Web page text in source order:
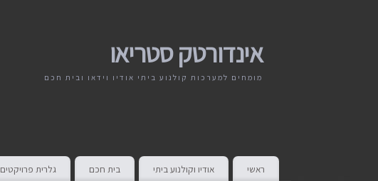
אינדורטק סטריאו
מומחים למערכות קולנוע ביתי אודיו וידאו ובית חכם
ראשי אודיו וקולנוע ביתי בית חכם גלרית פרויקטים